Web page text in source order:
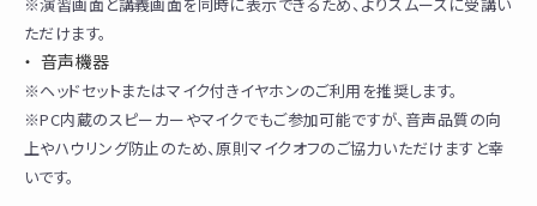
ただけます。
音声機器
※ヘッドセットまたはマイク付きイヤホンのご利用を推奨します。
※PC内蔵のスピーカーやマイクでもご参加可能ですが、音声品質の向
上やハウリング防止のため、原則マイクオフのご協力いただけますと幸
いです。